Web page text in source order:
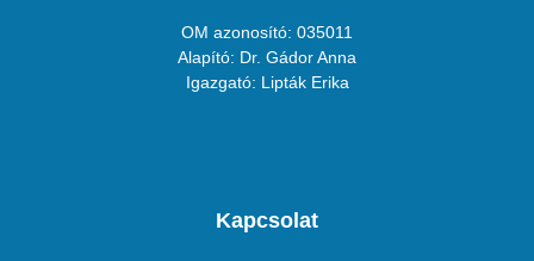
OM azonosító: 035011
Alapító: Dr. Gádor Anna
Igazgató: Lipták Erika
Kapcsolat